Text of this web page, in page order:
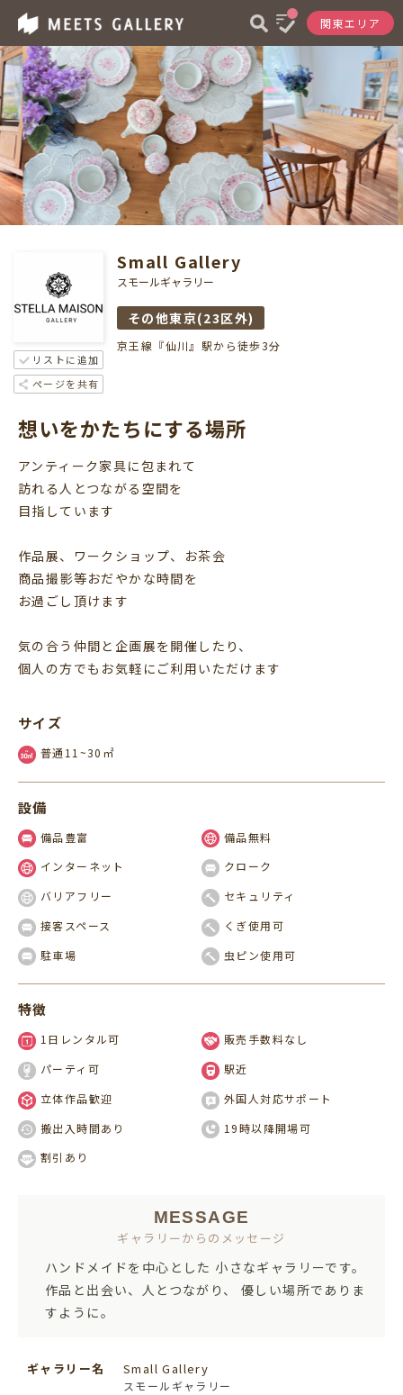
関東エリア
リストに追加
ページを共有
Small Gallery
スモールギャラリー
その他東京(23区外)
京王線『仙川』駅から徒歩3分
想いをかたちにする場所
アンティーク家具に包まれて
訪れる人とつながる空間を
目指しています
作品展、ワークショップ、お茶会
商品撮影等おだやかな時間を
お過ごし頂けます
気の合う仲間と企画展を開催したり、
個人の方でもお気軽にご利用いただけます
サイズ
普通11~30㎡
設備
備品豊富
備品無料
インターネット
クローク
バリアフリー
セキュリティ
接客スペース
くぎ使用可
駐車場
虫ピン使用可
特徴
1日レンタル可
販売手数料なし
パーティ可
駅近
立体作品歓迎
外国人対応サポート
搬出入時間あり
19時以降開場可
割引あり
MESSAGE
ギャラリーからの メッセージ
ハンドメイドを中心とした 小さなギャラリーです。
作品と出会い、人とつながり、 優しい場所でありま
すように。
ギャラリー名 Small Gallery
スモールギャラリー